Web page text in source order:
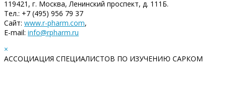
119421, г. Москва, Ленинский проспект, д. 111Б.
Тел.: +7 (495) 956 79 37
Сайт: www.r-pharm.com,
E-mail: info@rpharm.ru
×
АССОЦИАЦИЯ СПЕЦИАЛИСТОВ ПО ИЗУЧЕНИЮ САРКОМ